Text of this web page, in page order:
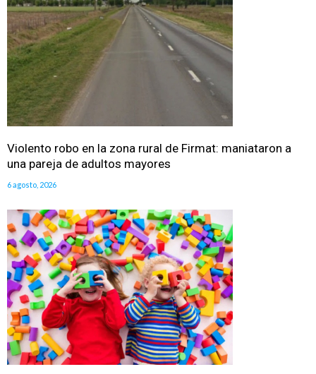
Violento robo en la zona rural de Firmat: maniataron a
una pareja de adultos mayores
6 agosto, 2026